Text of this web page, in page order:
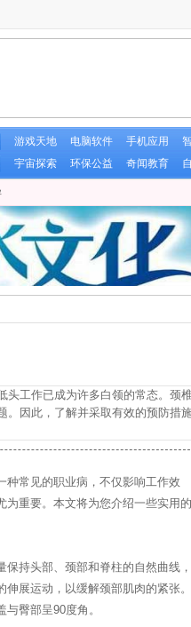
游戏天地 电脑软件 手机应用
宇宙探索 环保公益 奇闻教育
工作已成为许多白领的常态。颈椎
。因此，了解并采取有效的预防措
种常见的职业病，不仅影响工作效
为重要。本文将为您介绍一些实用的
持头部、颈部和脊柱的自然曲线，
展运动，以缓解颈部肌肉的紧张。
臀部呈90度角。